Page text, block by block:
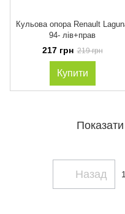
Кульова опора Renault
94- лів+прав
217 грн 219 грн
Купити
Назад 1